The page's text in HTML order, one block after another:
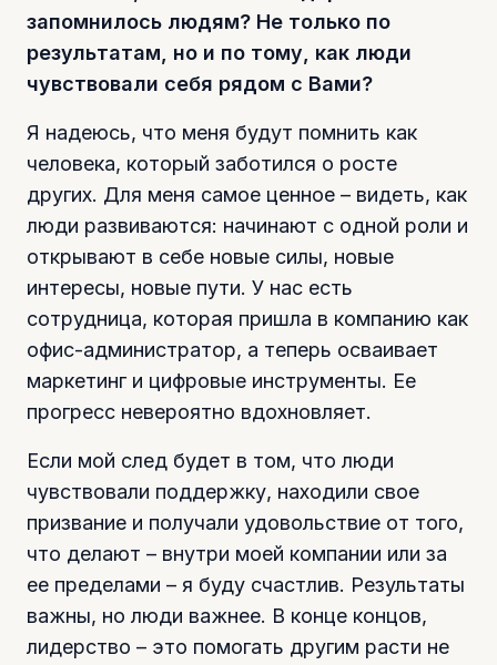
запомнилось людям? Не только по
результатам, но и по тому, как люди
чувствовали себя рядом с Вами?
Я надеюсь, что меня будут помнить как
человека, который заботился о росте
других. Для меня самое ценное – видеть, как
люди развиваются: начинают с одной роли и
открывают в себе новые силы, новые
интересы, новые пути. У нас есть
сотрудница, которая пришла в компанию как
офис-администратор, а теперь осваивает
маркетинг и цифровые инструменты. Ее
прогресс невероятно вдохновляет.
Если мой след будет в том, что люди
чувствовали поддержку, находили свое
призвание и получали удовольствие от того,
что делают – внутри моей компании или за
ее пределами – я буду счастлив. Результаты
важны, но люди важнее. В конце концов,
лидерство – это помогать другим расти не